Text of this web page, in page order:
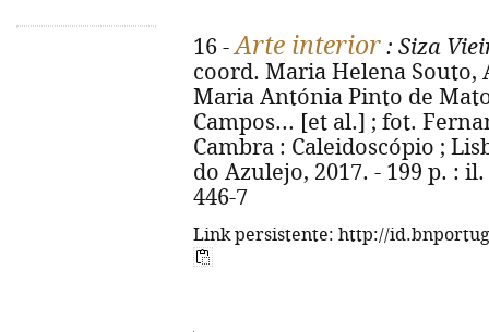
16 -Arte interior : Siza
coord. Maria Helena Souto,
Maria Antónia Pinto de
Campos... [et al.] ; fot.
Cambra : Caleidoscópio ;
do Azulejo, 2017. - 199 p. : il.
446-7
Link persistente: http://